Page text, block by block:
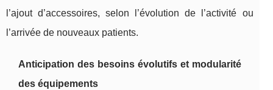
l’ajout d’accessoires, selon l’évolution de l’activité ou
l’arrivée de nouveaux patients.
Anticipation des besoins évolutifs et modularité
des équipements